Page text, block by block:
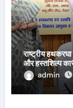
राष्ट्रीय
और हस्तशिल्प
admin